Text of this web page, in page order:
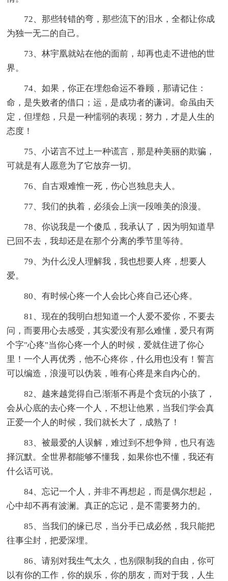
72、那些转错的弯，那些流下的泪水，全都让你成
为独一无二的自己。
73、林宇凰就站在他的面前，却再也走不进他的世
界。
74、如果，你正在埋怨命运不眷顾，那请记住：
命，是失败者的借口；运，是成功者的谦词。命虽由天
定，但埋怨，只是一种懦弱的表现；努力，才是人生的
态度！
75、小诺言不过上一种谎言，那是种美丽的欺骗，
可就是有人愿意为了它放弃一切。
76、自古艰难惟一死，伤心岂独息夫人。
77、我们的执着，必须会上演一段唯美的浪漫。
78、你说我是一个傻瓜，我承认了，因为明知道早
已回不去，我却还是在那个分离的季节里等待。
79、为什么没人理解我，我也想要人疼，想要人
爱。
80、有时候心疼一个人会比心疼自己还心疼。
81、现在的我明白想知道一个人爱不爱你，不要去
问，而要用心去感受，其实爱没有那么难懂，爱只有两
个字"心疼"当你心疼一个人的时候，爱就住进了你心
里！一个人再优秀，他不心疼你，什么用也没有！誓言
可以编造，浪漫可以伪装，唯有心疼是来自内心的。
82、越来越觉得自己渐渐不再是个贪玩的小孩了，
会从心底的去心疼一个人，不想让他累，当我们学会真
正爱一个人的时候，我们就长大了，成熟了！
83、被最爱的人误解，难过到不想争辩，也只有选
择沉默。全世界都能够不懂我，如果你也不懂，我还有
什么话可说。
84、忘记一个人，并非不再想起，而是偶尔想起，
心中却不再有波澜。真正的忘记，是不需要努力的。
85、当我们的缘已尽，当分手已成必然，我只能把
往事尘封，把爱深埋。
86、请别对我生气太久，也别限制我的自由，你可
以有你的工作，你的娱乐，你的朋友，而对于我，人生